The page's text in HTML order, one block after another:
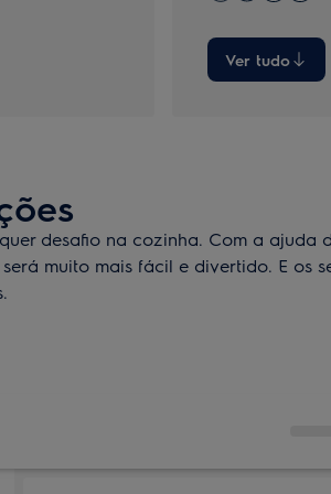
Ver tudo
desafio na cozinha. Com a ajuda
muito mais fácil e divertido. E os